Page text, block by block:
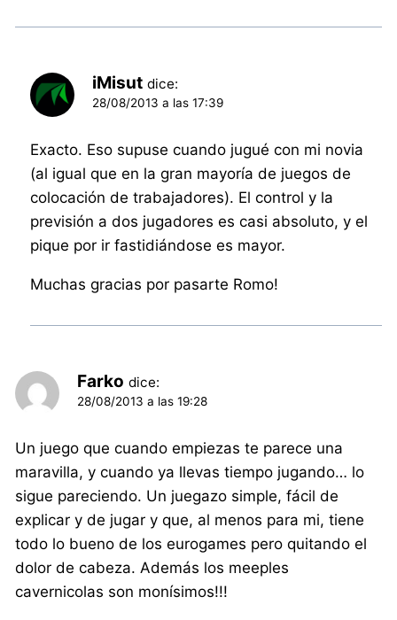
iMisut dice:
28/08/2013 a las 17:39
Exacto. Eso supuse cuando jugué con mi novia
(al igual que en la gran mayoría de juegos de
colocación de trabajadores). El control y la
previsión a dos jugadores es casi absoluto, y el
pique por ir fastidiándose es mayor.
Muchas gracias por pasarte Romo!
Farko dice:
28/08/2013 a las 19:28
Un juego que cuando empiezas te parece una
maravilla, y cuando ya llevas tiempo jugando… lo
sigue pareciendo. Un juegazo simple, fácil de
explicar y de jugar y que, al menos para mi, tiene
todo lo bueno de los eurogames pero quitando el
dolor de cabeza. Además los meeples
cavernicolas son monísimos!!!